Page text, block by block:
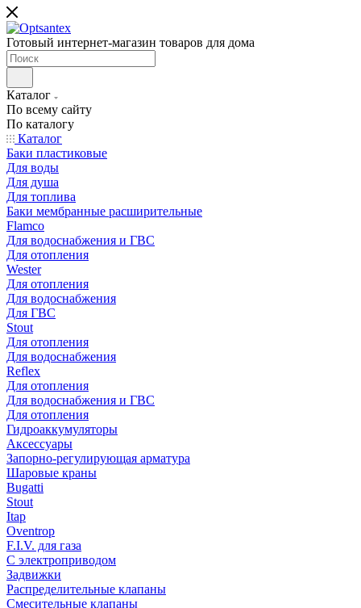
Готовый интернет-магазин товаров для дома
Каталог
По всему сайту
По каталогу
Каталог
Баки пластиковые
Для воды
Для душа
Для топлива
Баки мембранные расширительные
Flamco
Для водоснабжения и ГВС
Для отопления
Wester
Для отопления
Для водоснабжения
Для ГВС
Stout
Для отопления
Для водоснабжения
Reflex
Для отопления
Для водоснабжения и ГВС
Для отопления
Гидроаккумуляторы
Аксессуары
Запорно-регулирующая арматура
Шаровые краны
Bugatti
Stout
Itap
Oventrop
F.I.V. для газа
С электроприводом
Задвижки
Распределительные клапаны
Cмесительные клапаны